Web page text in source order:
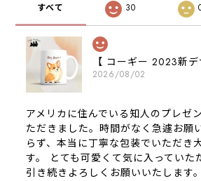
すべて 30
2026/08/02
アメリカに住んでいる知人のプレゼ
ただきました。時間がなく急遽お願
らず、本当に丁寧な包装でいただき
す。 とても可愛くて気に入っていた
引き続きよろしくお願いいたします。